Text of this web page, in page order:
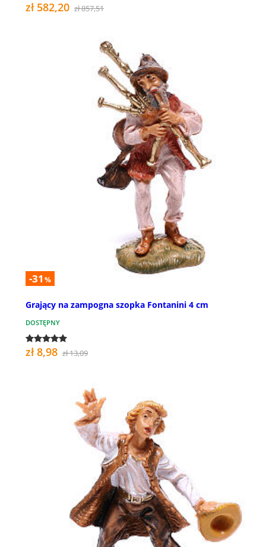
zł 582,20 zł 857,51
-31 %
Grający na zampogna szopka Fontanini 4 cm
DOSTĘPNY
zł 8,98 zł 13,09